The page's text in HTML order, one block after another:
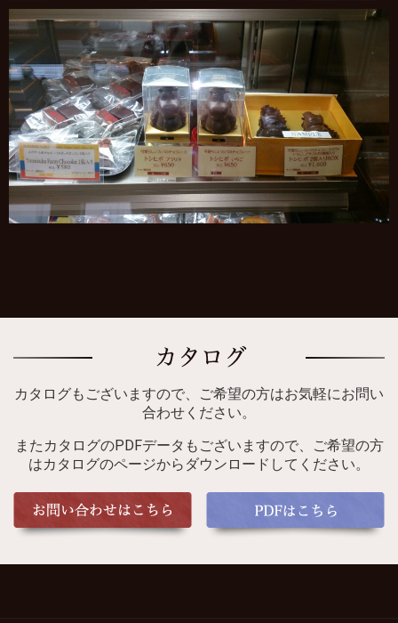
カタログもございますので、ご希望の方はお気軽にお問い
合わせください。
またカタログのPDFデータもございますので、ご希望の方
はカタログのページからダウンロードしてください。